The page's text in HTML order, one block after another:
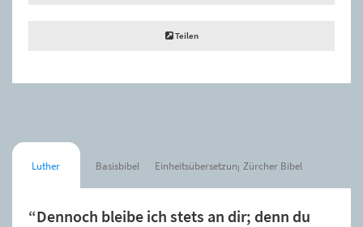
Teilen
Luther Basisbibel Einheitsübersetzung Zürcher Bibel
“Dennoch bleibe ich stets an dir; denn du